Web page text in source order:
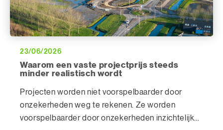
23/06/2026
Waarom een vaste projectprijs steeds
minder realistisch wordt
Projecten worden niet voorspelbaarder door
onzekerheden weg te rekenen. Ze worden
voorspelbaarder door onzekerheden inzichtelijk